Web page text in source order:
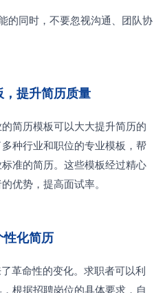
的同时，不要忽视沟通、团队协
提升简历质量
简历模板可以大大提升简历的
种行业和职位的专业模板，帮
准的简历。这些模板经过精心
优势，提高面试率。
化简历
革命性的变化。求职者可以利
根据招聘岗位的具体要求，自